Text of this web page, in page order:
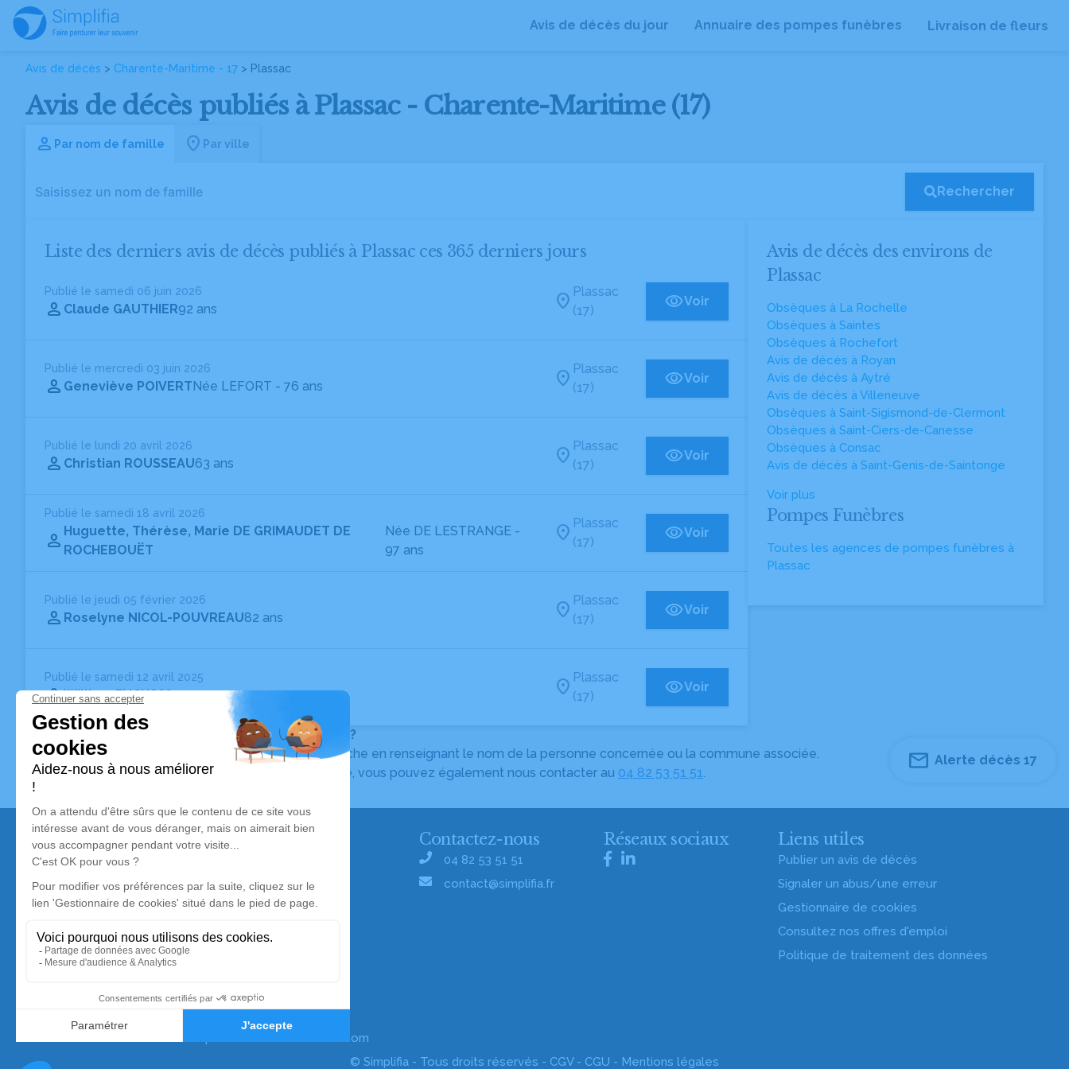
Avis de décès du jour Annuaire des pompes funèbres Livraison de fleurs
Avis de décès > Charente-Maritime - 17 > Plassac
Avis de décès publiés à Plassac - Charente-Maritime (17)
Par nom de famille Par ville
Rechercher
Liste des derniers avis de décès publiés à Plassac ces 365 derniers jours
Publié le samedi 06 juin 2026
Claude GAUTHIER92 ans
Plassac
(17)
Voir
Publié le mercredi 03 juin 2026
Geneviève POIVERTNée LEFORT - 76 ans
Plassac
(17)
Voir
Publié le lundi 20 avril 2026
Christian ROUSSEAU63 ans
Plassac
(17)
Voir
Publié le samedi 18 avril 2026
Huguette, Thérèse, Marie DE GRIMAUDET DE
ROCHEBOUËT
Née DE LESTRANGE -
97 ans
Plassac
(17)
Voir
Publié le jeudi 05 février 2026
Roselyne NICOL-POUVREAU82 ans
Plassac
(17)
Voir
Publié le samedi 12 avril 2025
William FUCHS68 ans
Plassac
(17)
Voir
Avis de décès des environs de
Plassac
Obsèques à La Rochelle
Obsèques à Saintes
Obsèques à Rochefort
Avis de décès à Royan
Avis de décès à Aytré
Avis de décès à Villeneuve
Obsèques à Saint-Sigismond-de-Clermont
Obsèques à Saint-Ciers-de-Canesse
Obsèques à Consac
Avis de décès à Saint-Genis-de-Saintonge
Voir plus
Pompes Funèbres
Toutes les agences de pompes funèbres à
Plassac
Vous ne trouvez pas l’avis de décès recherché ?
Pour affiner votre recherche, utilisez la barre de recherche en renseignant le nom de la personne concernée ou la commune associée.
Pour toute question relative au fonctionnement du site, vous pouvez également nous contacter au 04 82 53 51 51.
Alerte décès 17
Nos services
Avis de décès
Liste des familles
Annuaire des pompes funèbres
Livraison de fleurs
Simplifia est membre de la Silver Alliance,
premier collectif de marques dédié au mieux vieillir
www.silveralliance.com
Contactez-nous
04 82 53 51 51
contact@simplifia.fr
Réseaux sociaux Liens utiles
Publier un avis de décès
Signaler un abus/une erreur
Gestionnaire de cookies
Consultez nos offres d'emploi
Politique de traitement des données
© Simplifia - Tous droits réservés - CGV- CGU - Mentions légales